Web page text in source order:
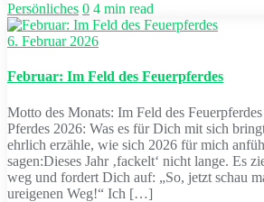
Persönliches 0 4 min read
6. Februar 2026
Februar: Im Feld des Feuerpferdes
Motto des Monats: Im Feld des
Pferdes 2026: Was es für Dich mit sich
ehrlich erzähle, wie sich 2026 für mich
sagen:Dieses Jahr ‚fackelt‘ nicht lange. Es
weg und fordert Dich auf: „So, jetzt schau
ureigenen Weg!“ Ich […]